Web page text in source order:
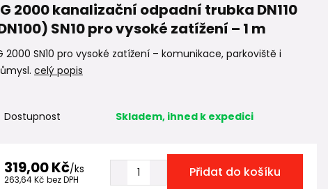
2000 kanalizační odpadní trubka DN110
SN10 pro vysoké zatížení – 1 m
2000 SN10 pro vysoké zatížení – komunikace, parkoviště i
celý popis
Dostupnost Skladem, ihned k expedici
319,00 Kč/ks
263,64 Kč bez DPH Přidat do košíku